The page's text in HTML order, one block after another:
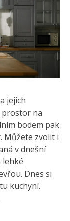
jejich
prostor na
bodem pak
Můžete zvolit i
v dnešní
lehké
Dnes si
kuchyní.